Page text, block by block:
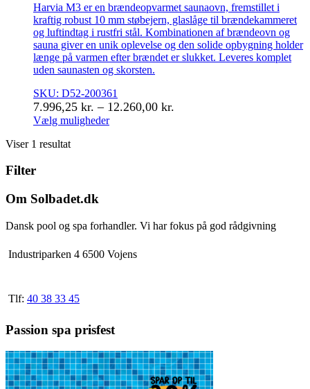
Harvia M3 er en brændeopvarmet saunaovn, fremstillet i
kraftig robust 10 mm støbejern, glaslåge til brændekammeret
og luftindtag i rustfri stål. Kombinationen af brændeovn og
sauna giver en unik oplevelse og den solide opbygning holder
længe på varmen efter brændet er slukket. Leveres komplet
uden saunasten og skorsten.
SKU: D52-200361
7.996,25 kr. – 12.260,00 kr.
Vælg muligheder
vare
flere
Mulighederne
kan
vælges
på
Viser 1 resultat
Filter
Om Solbadet.dk
Dansk pool og spa forhandler. Vi har fokus på god rådgivning
Industriparken 4 6500 Vojens
Tlf: 40 38 33 45
Passion spa prisfest